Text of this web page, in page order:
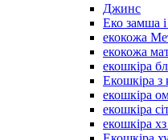
Джинс
Еко замша
екокожа
екокожа
екошкіра
Екошкіра
екошкіра
екошкіра
екошкіра